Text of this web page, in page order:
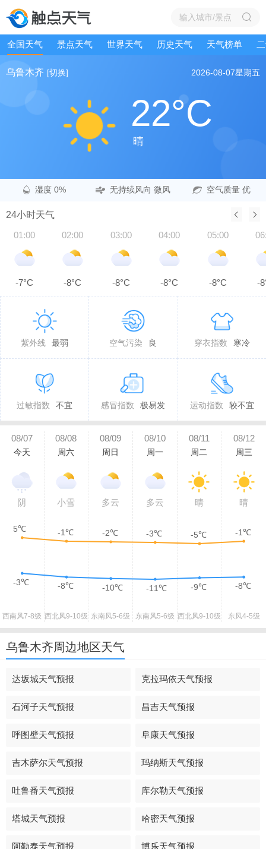
全国天气 景点天气 世界天气 历史天气 天气榜单
乌鲁木齐 [切换] 2026-08-07星期五
22°C
晴
湿度 0% 无持续风向 微风 空气质量 优
24小时天气
01:00
-7°C
02:00
-8°C
03:00
-8°C
04:00
-8°C
05:00
-8°C -
紫外线 最弱 空气污染 良 穿衣指数 寒冷
过敏指数 不宜 感冒指数 极易发 运动指数 较不宜
08/07
今天
阴
西南风7-8级
08/08
周六
小雪
西北风9-10级
08/09
周日
多云
东南风5-6级
08/10
周一
多云
东南风5-6级
08/11
周二
晴
西北风9-10级
08/12
周三
晴
东风4-5级
5℃ -1℃ -2℃ -3℃ -5℃ -1℃
-3℃ -8℃ -10℃ -11℃ -9℃ -8℃
乌鲁木齐周边地区天气
达坂城天气预报 克拉玛依天气预报
石河子天气预报 昌吉天气预报
呼图壁天气预报 阜康天气预报
吉木萨尔天气预报 玛纳斯天气预报
吐鲁番天气预报 库尔勒天气预报
塔城天气预报 哈密天气预报
阿勒泰天气预报 博乐天气预报